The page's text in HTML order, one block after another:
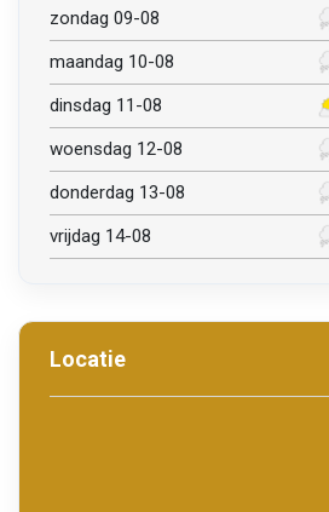
zondag 09-08
maandag 10-08
dinsdag 11-08
woensdag 12-08
donderdag 13-08
vrijdag 14-08
Locatie